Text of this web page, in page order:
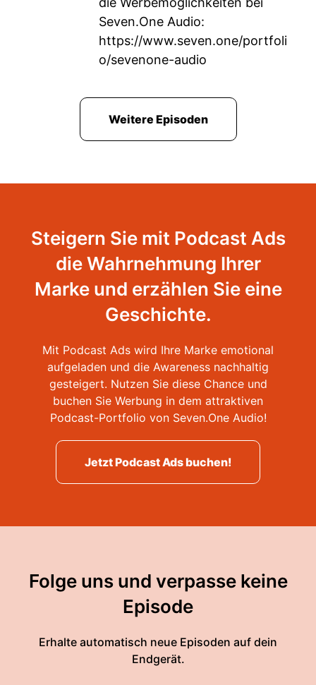
Seven.One Audio:
https://www.seven.one/portfoli
o/sevenone-audio
Weitere Episoden
Steigern Sie mit Podcast Ads
die Wahrnehmung Ihrer
Marke und erzählen Sie eine
Geschichte.
Mit Podcast Ads wird Ihre Marke emotional
aufgeladen und die Awareness nachhaltig
gesteigert. Nutzen Sie diese Chance und
buchen Sie Werbung in dem attraktiven
Podcast-Portfolio von Seven.One Audio!
Jetzt Podcast Ads buchen!
Folge uns und verpasse keine
Episode
Erhalte automatisch neue Episoden auf dein
Endgerät.